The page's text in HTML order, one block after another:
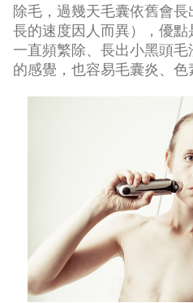
除毛，過幾天毛囊依舊會長
長的速度因人而異），優
一直頻繁除、長出小黑頭
的感覺，也容易毛囊炎、色